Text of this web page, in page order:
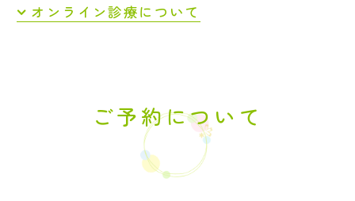
オンライン診療について
ご予約について